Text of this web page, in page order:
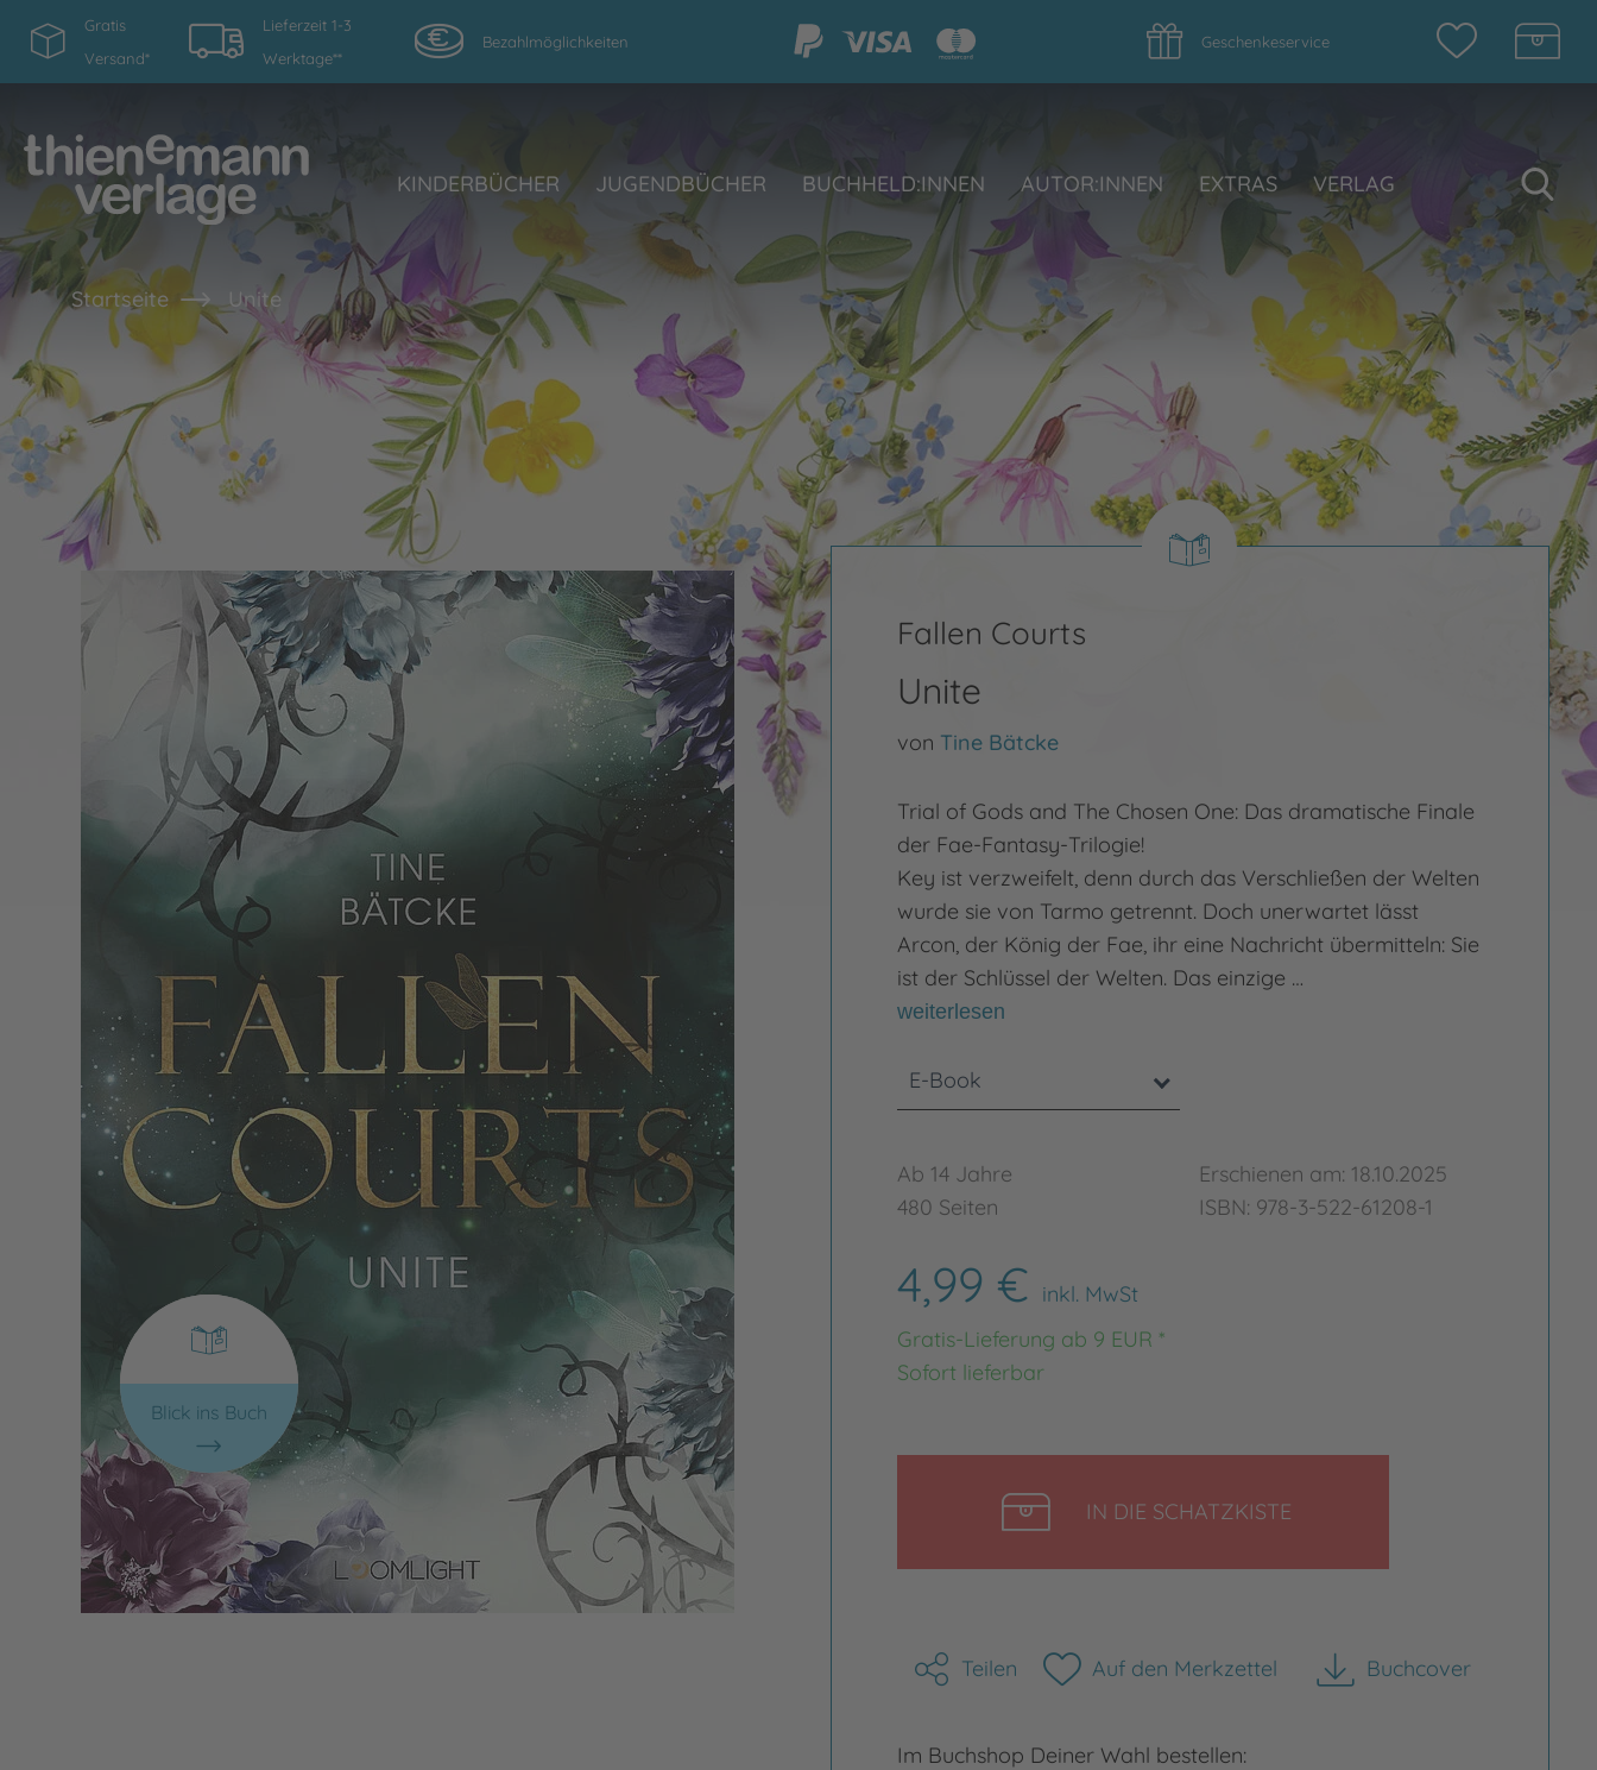
Gratis
Versand*
Lieferzeit 1-3
Werktage**
Bezahlmöglichkeiten Geschenkeservice
KINDERBÜCHER JUGENDBÜCHER BUCHHELD:INNEN AUTOR:INNEN EXTRAS VERLAG
Startseite Unite
Blick ins Buch
Fallen Courts
Unite
von Tine Bätcke
Trial of Gods and The Chosen One: Das dramatische Finale
der Fae-Fantasy-Trilogie!
Key ist verzweifelt, denn durch das Verschließen der Welten
wurde sie von Tarmo getrennt. Doch unerwartet lässt
Arcon, der König der Fae, ihr eine Nachricht übermitteln: Sie
ist der Schlüssel der Welten. Das einzige …
weiterlesen
E-Book
Ab 14 Jahre
480 Seiten
Erschienen am: 18.10.2025
ISBN: 978-3-522-61208-1
4,99 € inkl. MwSt
Gratis-Lieferung ab 9 EUR *
Sofort lieferbar
IN DIE SCHATZKISTE
Teilen Auf den Merkzettel Buchcover
herunterladen
Im Buchshop Deiner Wahl bestellen: